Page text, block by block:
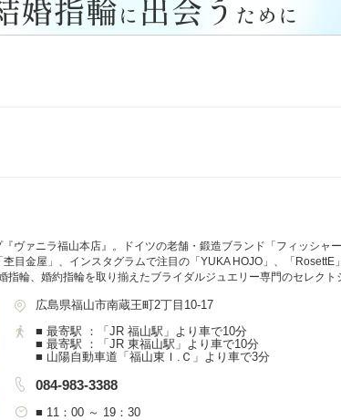
ヴァニラ福山本店』。ドイツの老舗・鍛造ブランド「フィッシャ
目金屋」、インスタグラムで注目の「YUKA HOJO」、「
輪、婚約指輪を取り揃えたブライダルジュエリー専門のセレクト
広島県福山市南蔵王町2丁目10-17
■ 最寄駅 ：「JR 福山駅」より車で10分
■ 最寄駅 ：「JR 東福山駅」より車で10分
■ 山陽自動車道「福山東Ｉ.Ｃ」より車で3分
084-983-3388
■ 11：00 ～ 19：30